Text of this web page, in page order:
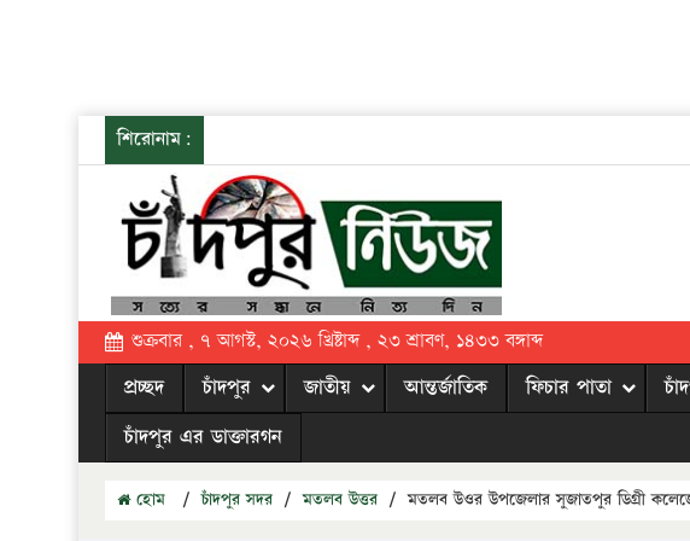
শিরোনাম:
শুক্রবার , ৭ আগস্ট, ২০২৬ খ্রিষ্টাব্দ , ২৩ শ্রাবণ, ১৪৩৩ বঙ্গাব্দ
প্রচ্ছদ চাঁদপুর জাতীয় আন্তর্জাতিক ফিচার পাতা
চাঁদপুর এর ডাক্তারগন
হোম / চাঁদপুর সদর / মতলব উত্তর / মতলব উওর উপজেলার সুজাতপুর ডিগ্রী কলেজে